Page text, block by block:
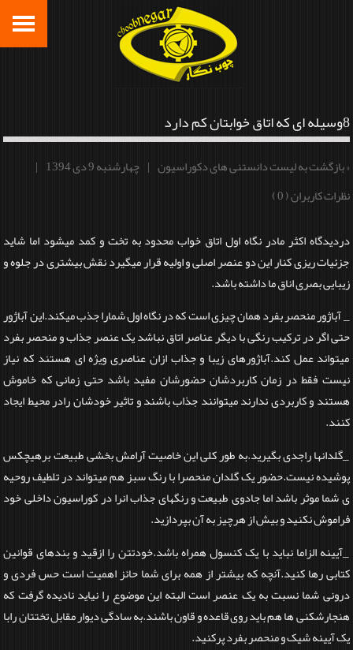
8وسیله ای که اتاق خوابتان کم دارد
« بازگشت به لیست دانستنی های دکوراسیون | چهارشنبه 9 دی 1394
|
نظرات کاربران ( 0 )
دردیدگاه اکثر مادر نگاه اول اتاق خواب محدود به تخت و کمد میشود اما شاید
جزئیات ریزی کنار این دو عنصر اصلی و اولیه قرار میگیرد نقش بیشتری در جلوه و
زیبایی بصری اناق ما داشته باشد.
_ آباژور منحصر بفرد همان چیزی است که در نگاه اول شمارا جذب میکند.این آباژور
حتی اگر در ترکیب رنگی با دیگر عناصر اتاق نباشد یک عنصر جذاب و منحصر بفرد
میتواند عمل کند.آباژورهای زیبا و جذاب ازان عناصری ویژه ای هستند که نیاز
نیست فقط در زمان کاربردشان حضورشان مفید باشد حتی زمانی که خاموش
هستند و کاربردی ندارند میتوانند جذاب باشند و تاثیر خودشان رادر محیط ایجاد
کنند.
_گلدانها راجدی بگیرید.به طور کلی این خاصیت آرامش بخشی طبیعت برهیچکس
پوشیده نیست.حضور یک گلدان منحصرا با رنگ سبز هم میتواند در تلطیف روحیه
ی شما موثر باشد اما جادوی طبیعت و رنگهای جذاب انرا در کوراسیون داخلی خود
فراموش نکنید و بیش از هرچیز به آن بپردازید.
_آیینه الزاما نباید با یک کنسول همراه باشد.خودتتن را ازقید و بندهای قوانین
کتابی رها کنید.آنچه که بیشتر از همه برای شما حائز اهمیت است حس فردی و
درونی شما نسبت به یک عنصر است البته این موضوع را نیاید نادیده گرفت که
هنجارشکنی ها هم باید روی قاعده و قاون باشند.به سادگی دیوار مقابل تختتان رابا
یک آیینه شیک و منحصر بفرد پرکنید.